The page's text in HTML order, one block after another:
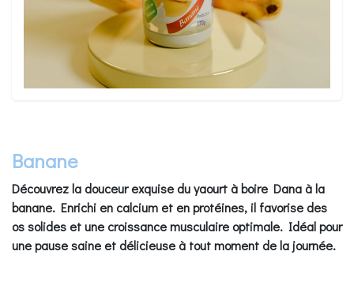
Banane
Découvrez la douceur exquise du yaourt à boire Dana à la
banane. Enrichi en calcium et en protéines, il favorise des
os solides et une croissance musculaire optimale. Idéal pour
une pause saine et délicieuse à tout moment de la journée.